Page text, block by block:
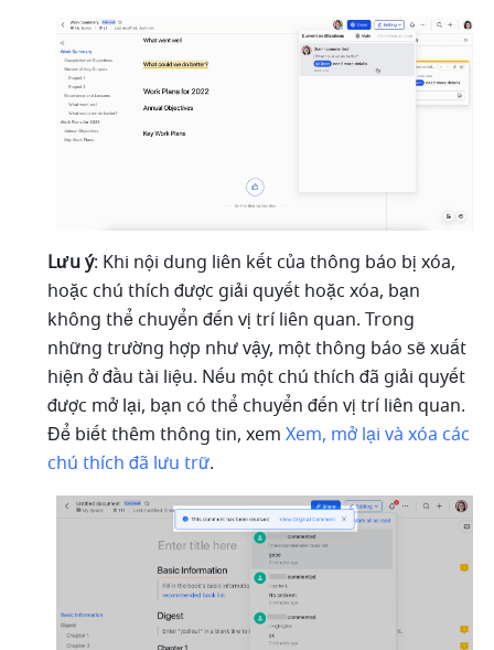
Lưu ý: Khi nội dung liên kết của thông báo bị xóa,
hoặc chú thích được giải quyết hoặc xóa, bạn
không thể chuyển đến vị trí liên quan. Trong
những trường hợp như vậy, một thông báo sẽ xuất
hiện ở đầu tài liệu. Nếu một chú thích đã giải quyết
được mở lại, bạn có thể chuyển đến vị trí liên quan.
Để biết thêm thông tin, xem Xem, mở lại và xóa các
chú thích đã lưu trữ.